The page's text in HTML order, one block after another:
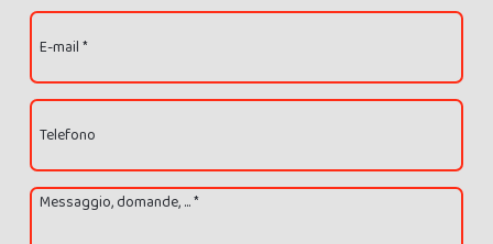
E-mail *
Telefono
Messaggio, domande, ... *